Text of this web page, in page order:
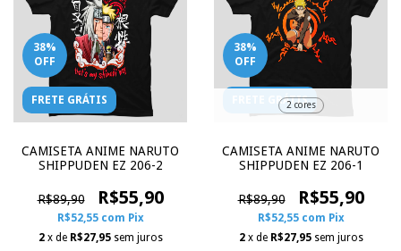
38%
OFF
FRETE GRÁTIS
CAMISETA ANIME NARUTO
SHIPPUDEN EZ 206-2
R$89,90 R$55,90
R$52,55 com Pix
2 x de R$27,95 sem juros
38%
OFF
FRETE GRÁTIS
2 cores
CAMISETA ANIME NARUTO
SHIPPUDEN EZ 206-1
R$89,90 R$55,90
R$52,55 com Pix
2 x de R$27,95 sem juros